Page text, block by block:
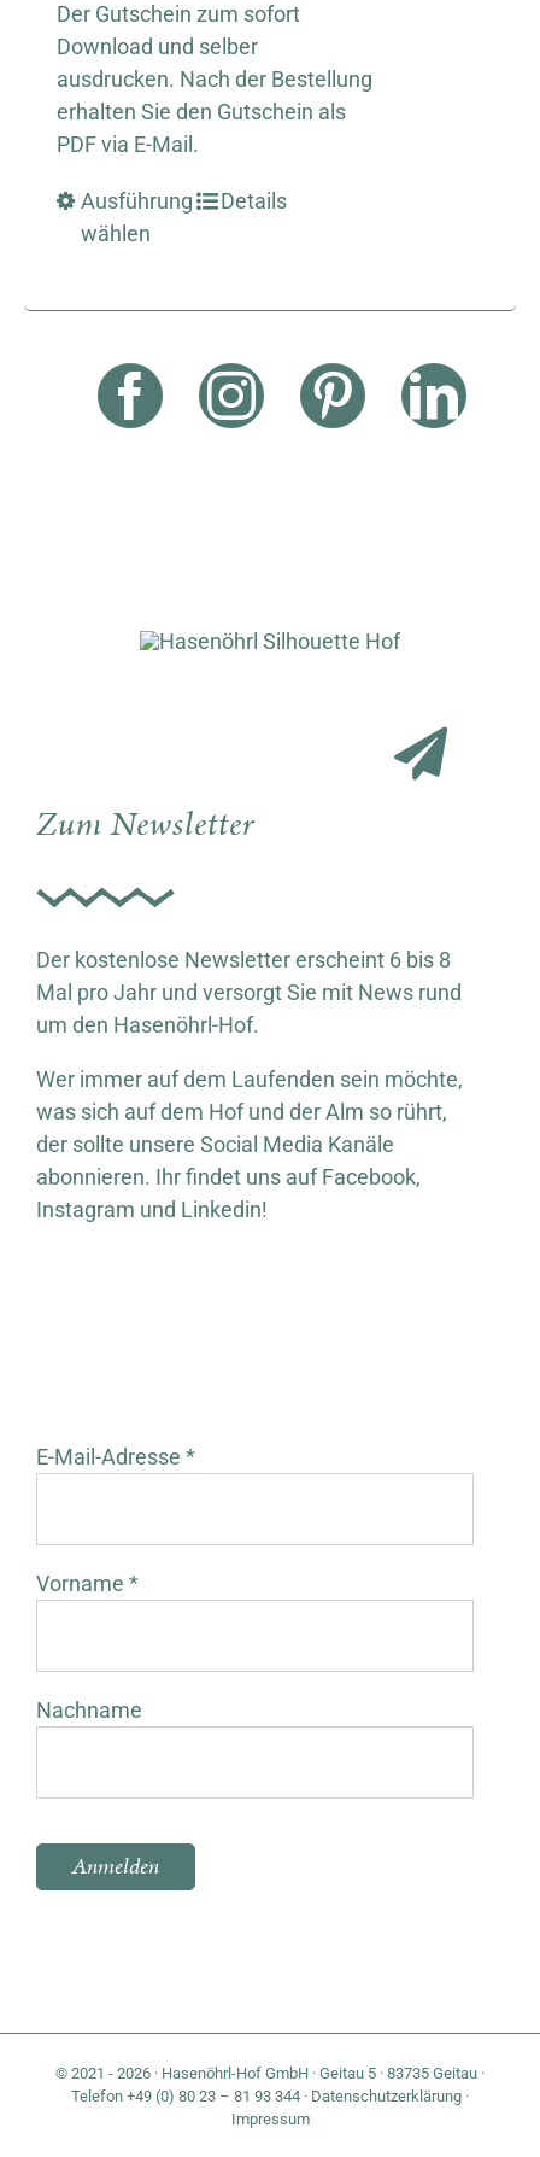
Der Gutschein zum sofort
Download und selber
ausdrucken. Nach der Bestellung
erhalten Sie den Gutschein als
PDF via E-Mail.
Ausführung
wählen
Details
Zum Newsletter
Der kostenlose Newsletter erscheint 6 bis 8
Mal pro Jahr und versorgt Sie mit News rund
um den Hasenöhrl-Hof.
Wer immer auf dem Laufenden sein möchte,
was sich auf dem Hof und der Alm so rührt,
der sollte unsere Social Media Kanäle
abonnieren. Ihr findet uns auf Facebook,
Instagram und Linkedin!
E-Mail-Adresse *
Vorname *
Nachname
Bitte lasse dieses Feld leer.
© 2021 - 2026 · Hasenöhrl-Hof GmbH · Geitau 5 · 83735 Geitau ·
Telefon +49 (0) 80 23 – 81 93 344 · Datenschutzerklärung ·
Impressum